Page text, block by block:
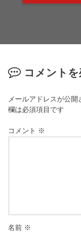
コメント
メールアドレスが公開
欄は必須項目です
コメント ※
名前 ※